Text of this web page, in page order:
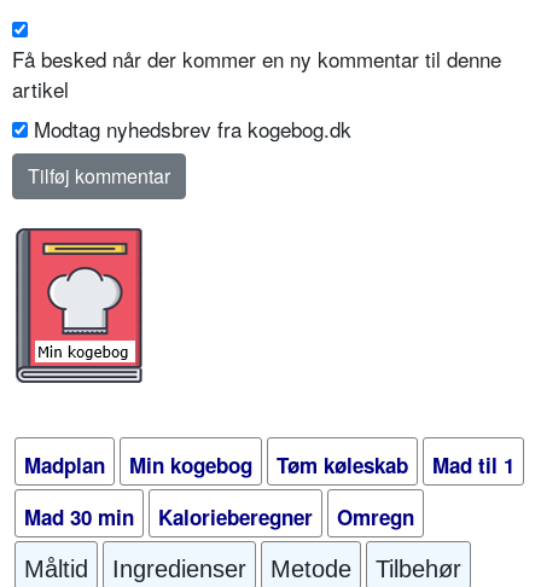
Få besked når der kommer en ny kommentar til denne
artikel
Modtag nyhedsbrev fra kogebog.dk
Madplan Min kogebog Tøm køleskab
Mad til 1
Mad 30 min
Kalorieberegner Omregn
Måltid Ingredienser Metode
Tilbehør